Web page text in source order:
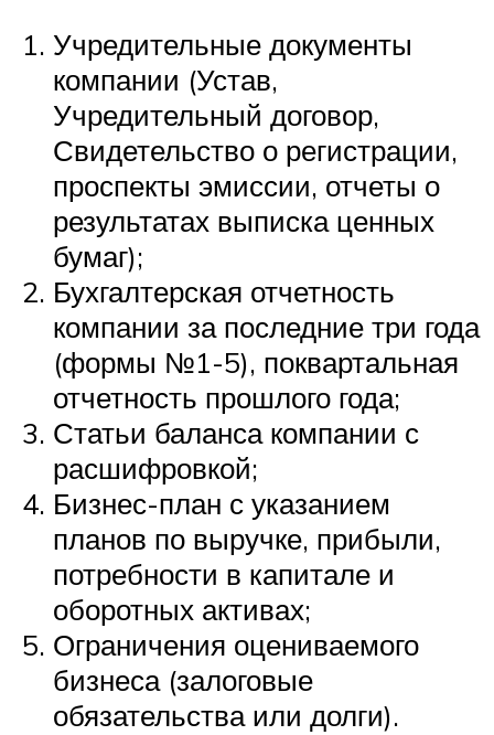
Учредительные документы
компании (Устав,
Учредительный договор,
Свидетельство о регистрации,
проспекты эмиссии, отчеты о
результатах выписка ценных
бумаг);
Бухгалтерская отчетность
компании за последние три года
(формы №1-5), поквартальная
отчетность прошлого года;
Статьи баланса компании с
расшифровкой;
Бизнес-план с указанием
планов по выручке, прибыли,
потребности в капитале и
оборотных активах;
Ограничения оцениваемого
бизнеса (залоговые
обязательства или долги).